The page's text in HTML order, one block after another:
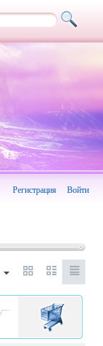
Войти
Регистрация
В
КОРЗИНУ